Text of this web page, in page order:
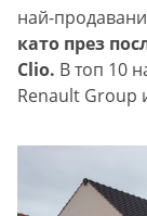
най-
като през
Clio. В топ 10
Renault Group